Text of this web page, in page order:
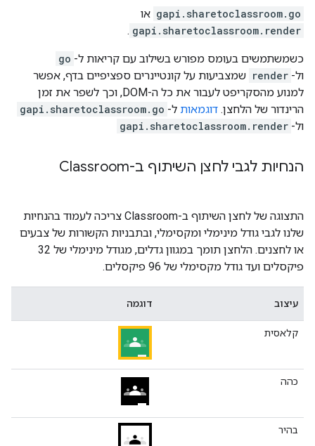
gapi.sharetoclassroom.go או
gapi.sharetoclassroom.render
.
כשמשתמשים בעומס מפורש בשילוב עם קריאות ל- go
ול- render שמצביעות על קונטיינרים ספציפיים בדף, אפשר
למנוע מהסקריפט לעבור את כל ה-DOM, וכך לשפר את זמן
הרינדור של הלחצן. דוגמאות ל- gapi.sharetoclassroom.go
ול- gapi.sharetoclassroom.render
הנחיות לגבי לחצן השיתוף ב-Classroom
התצוגה של לחצן השיתוף ב-Classroom צריכה לעמוד בהנחיות
שלנו לגבי גודל מינימלי ומקסימלי, ובתבניות הקשורות של צבעים
או לחצנים. הלחצן תומך במגוון גדלים, מגודל מינימלי של 32
פיקסלים ועד גודל מקסימלי של 96 פיקסלים.
עיצוב דוגמה
קלאסית
כהה
בהיר